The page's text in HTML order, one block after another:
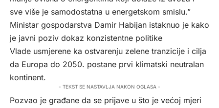
sve više je samodostatna u energetskom smislu.”
Ministar gospodarstva Damir Habijan istaknuo je kako
je javni poziv dokaz konzistentne politike
Vlade usmjerene ka ostvarenju zelene tranzicije i cilja
da Europa do 2050. postane prvi klimatski neutralan
kontinent.
- TEKST SE NASTAVLJA NAKON OGLASA -
Pozvao je građane da se prijave u što je većoj mjeri